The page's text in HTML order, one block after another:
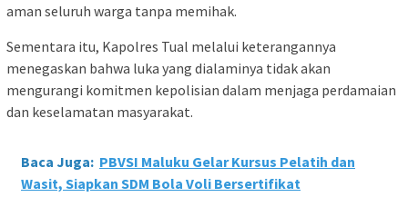
aman seluruh warga tanpa memihak.
Sementara itu, Kapolres Tual melalui keterangannya
menegaskan bahwa luka yang dialaminya tidak akan
mengurangi komitmen kepolisian dalam menjaga perdamaian
dan keselamatan masyarakat.
Baca Juga: PBVSI Maluku Gelar Kursus Pelatih dan
Wasit, Siapkan SDM Bola Voli Bersertifikat